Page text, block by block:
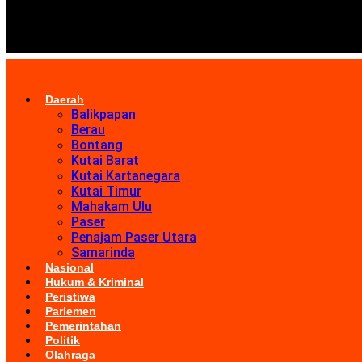
Daerah
Balikpapan
Berau
Bontang
Kutai Barat
Kutai Kartanegara
Kutai Timur
Mahakam Ulu
Paser
Penajam Paser Utara
Samarinda
Nasional
Hukum & Kriminal
Peristiwa
Parlemen
Pemerintahan
Politik
Olahraga